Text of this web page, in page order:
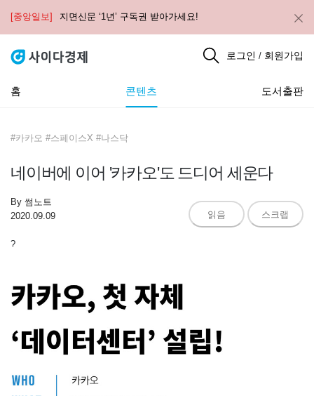
[중앙일보] 지면신문 ‘1년’ 구독권 받아가세요!
로그인 / 회원가입
홈 콘텐츠 도서출판
#카카오 #스페이스X #나스닥
네이버에 이어 '카카오'도 드디어 세운다
By 썸노트
2020.09.09
읽음 스크랩
?